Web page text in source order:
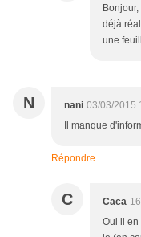
déjà
une
N nani 03/03/2015
Il manque
Répondre
C Caca
Oui il en